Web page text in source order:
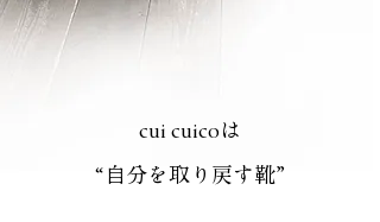
cui cuicoは
“自分を取り戻す靴”